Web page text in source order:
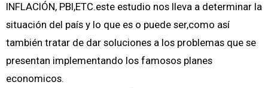
INFLACIÓN, PBI,ETC.este estudio nos lleva a determinar la
situación del país y lo que es o puede ser,como así
también tratar de dar soluciones a los problemas que se
presentan implementando los famosos planes
economicos.